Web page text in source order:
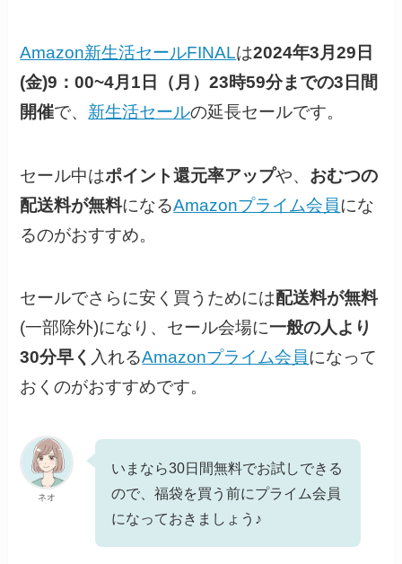
Amazon新生活セールFINALは2024年3月29日
(金)9：00~4月1日（月）23時59分までの3日間
開催で、 新生活セールの延長セールです。
セール中はポイント還元率アップや、 おむつの
配送料が無料になるAmazonプライム会員にな
るのがおすすめ。
セールでさらに安く買うためには配送料が無料
(一部除外)になり、セール会場に一般の人より
30分早く 入れるAmazonプライム会員になって
おくのがおすすめです。
ネオ
いまなら30日間無料でお試しできる
ので、福袋を買う前にプライム会員
になっておきましょう♪